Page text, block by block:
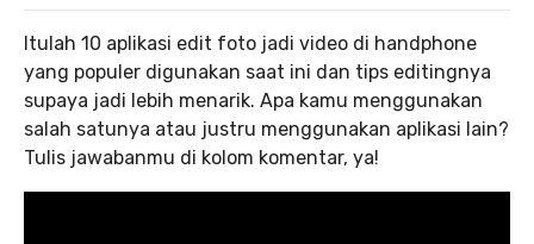
Itulah 10 aplikasi edit foto jadi video di handphone
yang populer digunakan saat ini dan tips editingnya
supaya jadi lebih menarik. Apa kamu menggunakan
salah satunya atau justru menggunakan aplikasi lain?
Tulis jawabanmu di kolom komentar, ya!